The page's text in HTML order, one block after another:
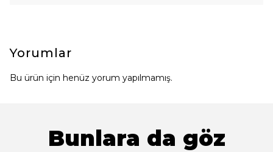
Yorumlar
Bu ürün için henüz yorum yapılmamış.
Bunlara da göz